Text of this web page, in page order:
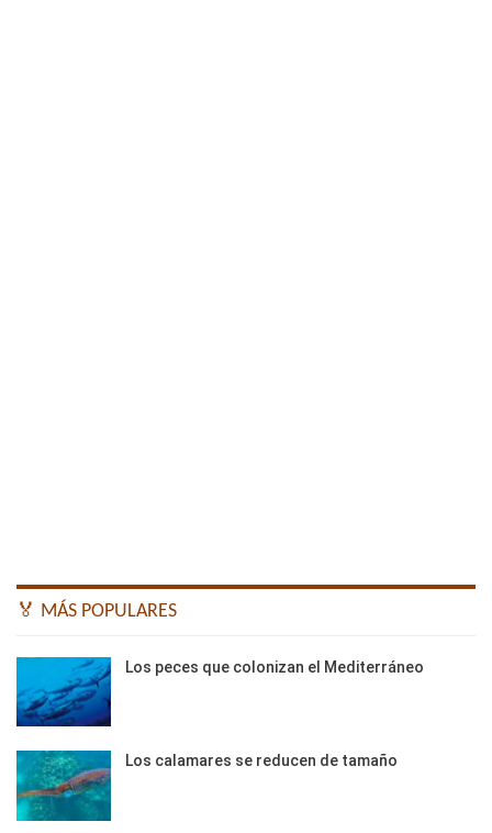
🏅 MÁS POPULARES
Los peces que colonizan el Mediterráneo
Los calamares se reducen de tamaño